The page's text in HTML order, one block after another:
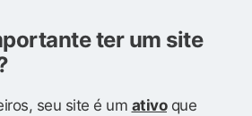
ter um site
seu site é um ativoque